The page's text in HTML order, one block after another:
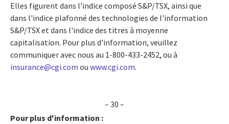
Elles figurent dans l'indice composé S&P/TSX, ainsi que
dans l'indice plafonné des technologies de l'information
S&P/TSX et dans l'indice des titres à moyenne
capitalisation. Pour plus d'information, veuillez
communiquer avec nous au 1-800-433-2452, ou à
insurance@cgi.com ou www.cgi.com.
– 30 –
Pour plus d'information :